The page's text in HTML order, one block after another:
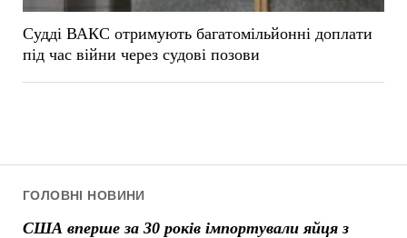
ГОЛОВНІ НОВИНИ
США вперше за 30 років імпортували яйця з
Судді ВАКС отримують багатомільйонні доплати
під час війни через судові позови